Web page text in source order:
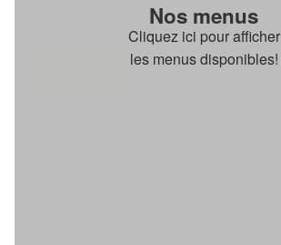
Nos menus
Cliquez ici pour afficher
les menus disponibles!